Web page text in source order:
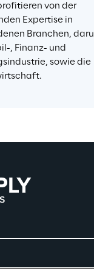
von der
Expertise in
Branchen,
, Finanz- und
sowie die